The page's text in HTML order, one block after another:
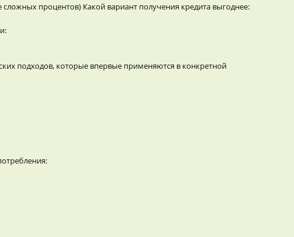
процентов) Какой вариант получения кредита выгоднее:
подходов, которые впервые применяются в конкретной